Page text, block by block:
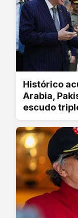
Histórico
Arabia,
escudo